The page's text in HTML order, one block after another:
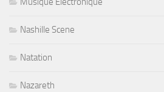
Nashille Scene
Natation
Nazareth